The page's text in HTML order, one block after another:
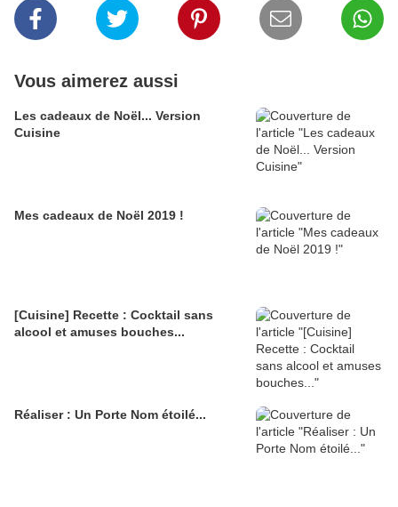
Vous aimerez aussi
Les cadeaux de Noël... Version
Cuisine
Mes cadeaux de Noël 2019 !
[Cuisine] Recette : Cocktail sans
alcool et amuses bouches...
Réaliser : Un Porte Nom étoilé...